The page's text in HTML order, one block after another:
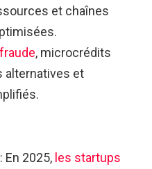
et chaînes
, microcrédits
alternatives et
2025, les startups